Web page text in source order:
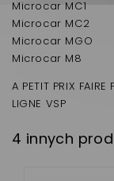
Microcar MC1
Microcar MC2
Microcar MGO
Microcar M8
A PETIT PRIX
LIGNE VSP
4 innych